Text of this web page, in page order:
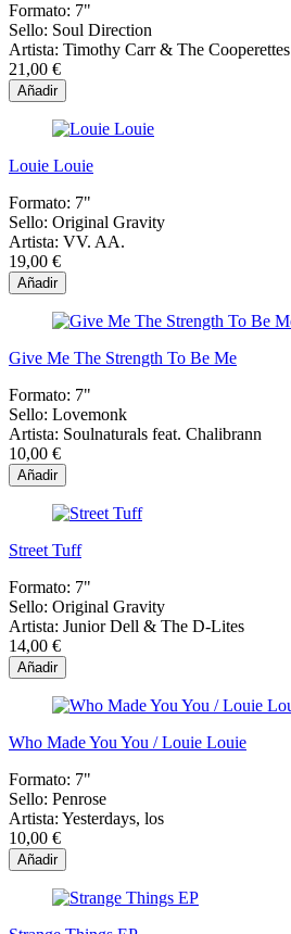
Formato: 7"
Sello: Soul Direction
Artista: Timothy Carr & The Cooperettes
21,00 €
Añadir
Louie Louie
Formato: 7"
Sello: Original Gravity
Artista: VV. AA.
19,00 €
Añadir
Give Me The Strength To Be Me
Formato: 7"
Sello: Lovemonk
Artista: Soulnaturals feat. Chalibrann
10,00 €
Añadir
Street Tuff
Formato: 7"
Sello: Original Gravity
Artista: Junior Dell & The D-Lites
14,00 €
Añadir
Who Made You You / Louie Louie
Formato: 7"
Sello: Penrose
Artista: Yesterdays, los
10,00 €
Añadir